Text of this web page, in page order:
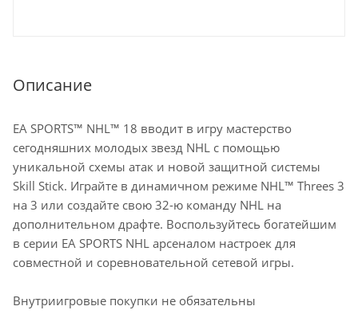
Описание
EA SPORTS™ NHL™ 18 вводит в игру мастерство
сегодняшних молодых звезд NHL с помощью
уникальной схемы атак и новой защитной системы
Skill Stick. Играйте в динамичном режиме NHL™ Threes 3
на 3 или создайте свою 32-ю команду NHL на
дополнительном драфте. Воспользуйтесь богатейшим
в серии EA SPORTS NHL арсеналом настроек для
совместной и соревновательной сетевой игры.
Внутриигровые покупки не обязательны